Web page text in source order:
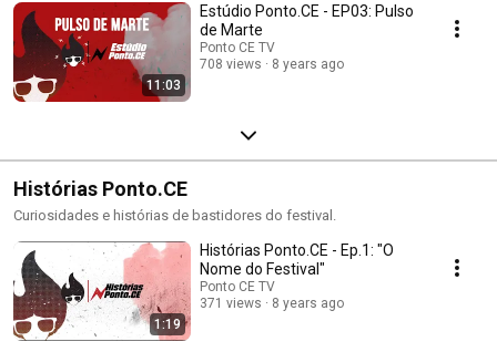
11:03
Estúdio Ponto.CE - EP03: Pulso
de Marte
Ponto CE TV
708 views
8 years ago
Histórias Ponto.CE
Curiosidades e histórias de bastidores do festival.
1:19
Histórias Ponto.CE - Ep.1: "O
Nome do Festival"
Ponto CE TV
371 views
8 years ago